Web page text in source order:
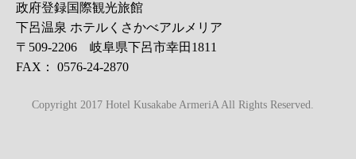
政府登録国際観光旅館
下呂温泉 ホテルくさかべアルメリア
〒509-2206 岐阜県下呂市幸田1811
FAX： 0576-24-2870
Copyright 2017 Hotel Kusakabe ArmeriA All Rights Reserved.